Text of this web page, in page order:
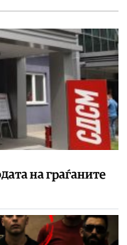
на граѓаните